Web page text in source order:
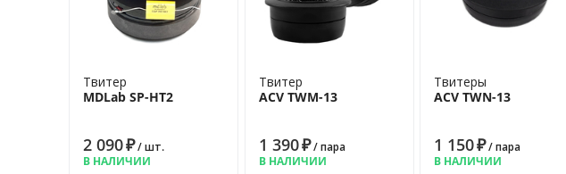
Твитер
MDLab SP-HT2
2 090₽/ шт.
В НАЛИЧИИ
Твитер
ACV TWM-13
1 390₽/ пара
В НАЛИЧИИ
Твитеры
ACV TWN-13
1 150₽/ пара
В НАЛИЧИИ